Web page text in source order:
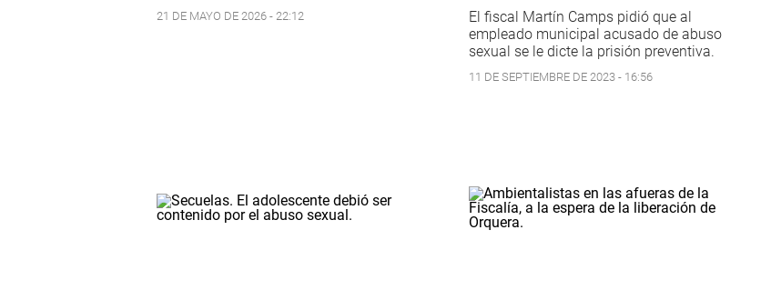
21 DE MAYO DE 2026 - 22:12
El fiscal Martín Camps pidió que al
empleado municipal acusado de abuso
sexual se le dicte la prisión preventiva.
11 DE SEPTIEMBRE DE 2023 - 16:56